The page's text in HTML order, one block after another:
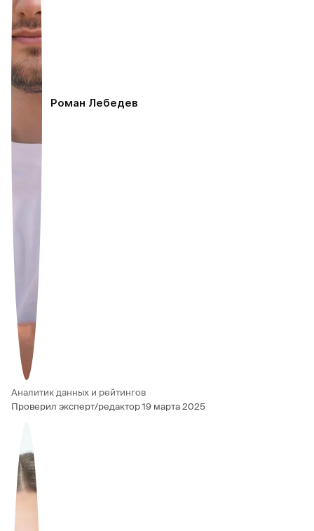
Роман Лебедев
Аналитик данных и рейтингов
Проверил эксперт/редактор19 марта 2025